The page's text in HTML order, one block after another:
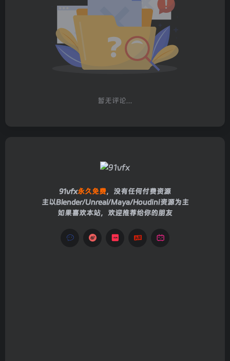
暂无评论...
91vfx永久免费，没有任何付费资源
主以Blender/Unreal/Maya/Houdini资源为主
如果喜欢本站，欢迎推荐给你的朋友